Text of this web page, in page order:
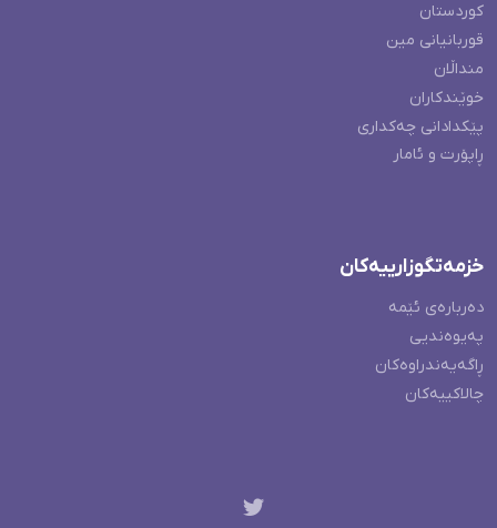
کوردستان
قوربانیانی مین
منداڵان
خوێندکاران
پێکدادانی چەکداری
ڕاپۆرت و ئامار
خزمەتگوزارییەکان
دەربارەی ئێمە
پەیوەندیی
ڕاگەیەندراوەکان
چالاکییەکان